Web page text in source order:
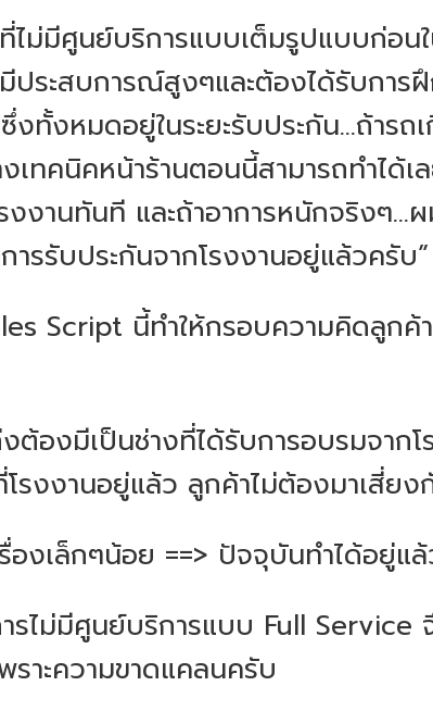
ที่ไม่มีศูนย์บริการแบบเต็มรูปแบบก่อน
ประสบการณ์สูงๆและต้องได้รับการ
งทั้งหมดอยู่ในระยะรับประกัน...ถ้าร
เทคนิคหน้าร้านตอนนี้สามารถทำได้เ
งงานทันที และถ้าอาการหนักจริงๆ
การรับประกันจากโรงงานอยู่แล้วครับ”
Script นี้ทำให้กรอบความคิดลูกค้
งต้องมีเป็นช่างที่ได้รับการอบรมจาก
โรงงานอยู่แล้ว ลูกค้าไม่ต้องมาเสี่ย
รื่องเล็กๆน้อย ==> ปัจจุบันทำได้อยู่
รไม่มีศูนย์บริการแบบ Full Service
พราะความขาดแคลนครับ